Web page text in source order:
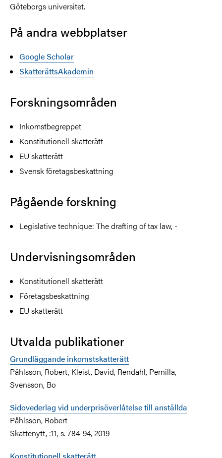
Göteborgs universitet.
På andra webbplatser
Google Scholar
SkatterättsAkademin
Forskningsområden
Inkomstbegreppet
Konstitutionell skatterätt
EU skatterätt
Svensk företagsbeskattning
Pågående forskning
Legislative technique: The drafting of tax law, -
Undervisningsområden
Konstitutionell skatterätt
Företagsbeskattning
EU skatterätt
Utvalda publikationer
Grundläggande inkomstskatterätt
Påhlsson, Robert, Kleist, David, Rendahl, Pernilla,
Svensson, Bo
Sidovederlag vid underprisöverlåtelse till anställda
Påhlsson, Robert
Skattenytt, :11, s. 784-94, 2019